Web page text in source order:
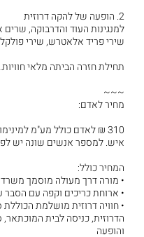
2. הופעה של להקה דרוזית
למנגינות העוד והדרבוקה,
שירי פריד אלאטרש, שירי
תחילת חזרה הביתה מלאי חוויות.
~~~
מחיר לאדם:
איש. למספר אנשים שונה יש
המחיר כולל:
• מורה דרך מעולה מוסמך משרד
• ארוחת כריכים וקפה עם הסבר
• חוויה דרוזית מושלמת
הדרוזית, כניסה לבית
והופעה